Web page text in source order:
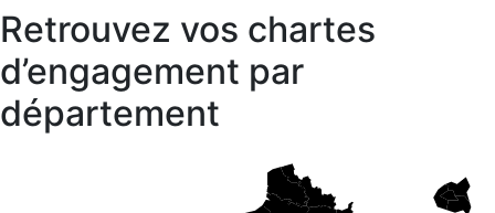
Retrouvez vos chartes
d’engagement par
département